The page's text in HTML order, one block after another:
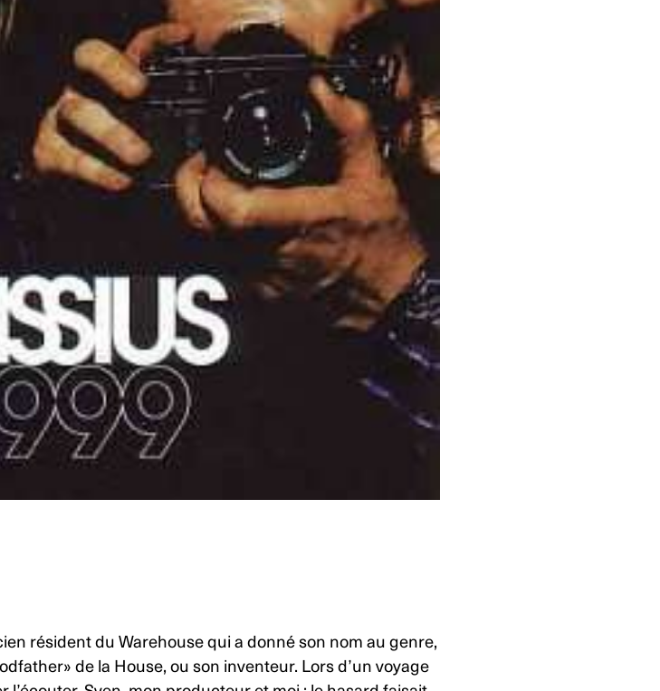
résident du Warehouse qui a donné son nom au genre,
de la House, ou son inventeur. Lors d’un voyage